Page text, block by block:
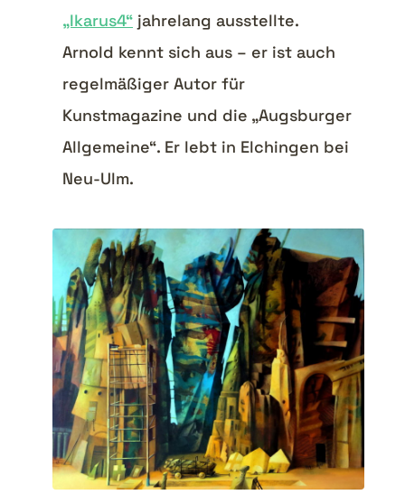
„Ikarus4“ jahrelang ausstellte.
Arnold kennt sich aus – er ist auch
regelmäßiger Autor für
Kunstmagazine und die „Augsburger
Allgemeine“. Er lebt in Elchingen bei
Neu-Ulm.